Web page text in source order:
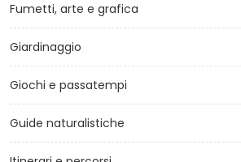
Fumetti, arte e grafica
Giardinaggio
Giochi e passatempi
Guide naturalistiche